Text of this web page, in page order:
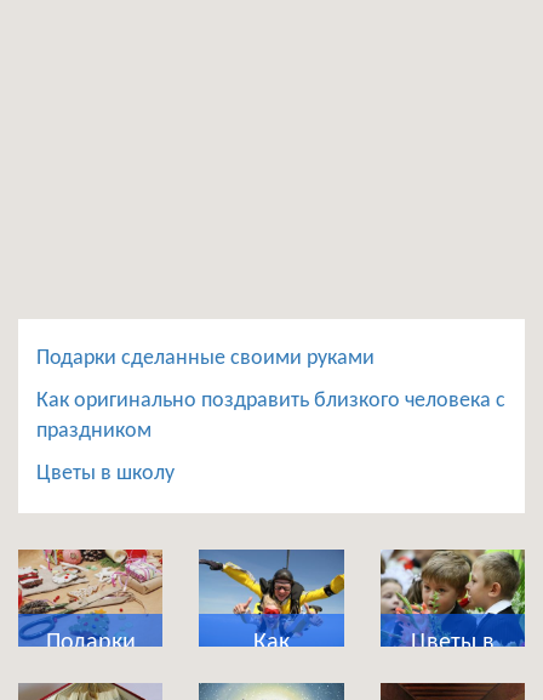
Подарки сделанные своими руками
Как оригинально поздравить близкого человека с
праздником
Цветы в школу
Подарки
сделанные
Как
оригинально
Цветы в
школу